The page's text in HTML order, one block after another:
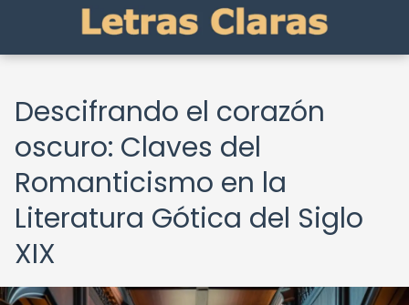
Descifrando el corazón
oscuro: Claves del
Romanticismo en la
Literatura Gótica del Siglo
XIX